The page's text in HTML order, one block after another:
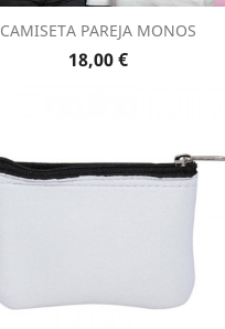
CAMISETA PAREJA MONOS
Precio
18,00 €